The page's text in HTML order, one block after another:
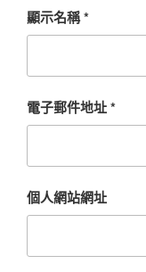
顯示名稱*
電子郵件地址*
個人網站網址